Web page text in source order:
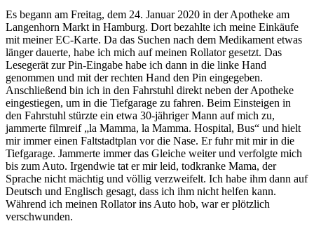
Es begann am Freitag, dem 24. Januar 2020 in der Apotheke am
Langenhorn Markt in Hamburg. Dort bezahlte ich meine Einkäufe
mit meiner EC-Karte. Da das Suchen nach dem Medikament etwas
länger dauerte, habe ich mich auf meinen Rollator gesetzt. Das
Lesegerät zur Pin-Eingabe habe ich dann in die linke Hand
genommen und mit der rechten Hand den Pin eingegeben.
Anschließend bin ich in den Fahrstuhl direkt neben der Apotheke
eingestiegen, um in die Tiefgarage zu fahren. Beim Einsteigen in
den Fahrstuhl stürzte ein etwa 30-jähriger Mann auf mich zu,
jammerte filmreif la Mamma, la Mamma. Hospital, Bus
und hielt
mir immer einen Faltstadtplan vor die Nase. Er fuhr mit mir in die
Tiefgarage. Jammerte immer das Gleiche weiter und verfolgte mich
bis zum Auto. Irgendwie tat er mir leid, todkranke Mama, der
Sprache nicht mächtig und völlig verzweifelt. Ich habe ihm dann auf
Deutsch und Englisch gesagt, dass ich ihm nicht helfen kann.
Während ich meinen Rollator ins Auto hob, war er plötzlich
verschwunden.